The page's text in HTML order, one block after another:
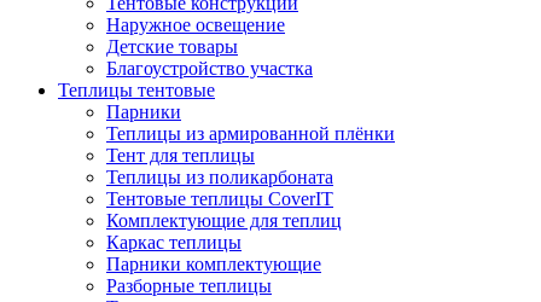
Наружное освещение
Детские товары
Благоустройство участка
Теплицы тентовые
Парники
Теплицы из армированной плёнки
Тент для теплицы
Теплицы из поликарбоната
Тентовые теплицы CoverIT
Комплектующие для теплиц
Каркас теплицы
Парники комплектующие
Разборные теплицы